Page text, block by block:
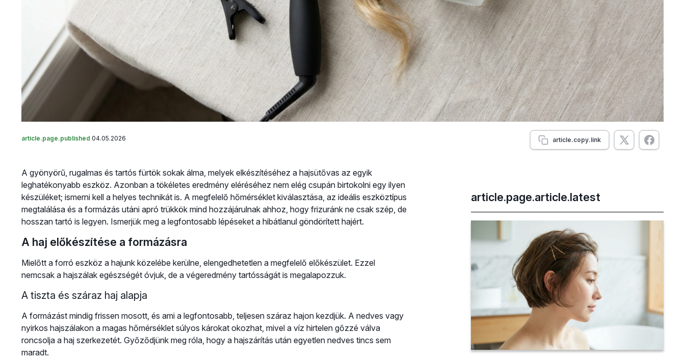
article.page.published 04.05.2026 article.copy.link
A gyönyörű, rugalmas és tartós fürtök sokak álma, melyek elkészítéséhez a hajsütővas az egyik
leghatékonyabb eszköz. Azonban a tökéletes eredmény eléréséhez nem elég csupán birtokolni egy ilyen
készüléket; ismerni kell a helyes technikát is. A megfelelő hőmérséklet kiválasztása, az ideális eszköztípus
megtalálása és a formázás utáni apró trükkök mind hozzájárulnak ahhoz, hogy frizuránk ne csak szép, de
hosszan tartó is legyen. Ismerjük meg a legfontosabb lépéseket a hibátlanul göndörített hajért.
A haj előkészítése a formázásra
Mielőtt a forró eszköz a hajunk közelébe kerülne, elengedhetetlen a megfelelő előkészület. Ezzel
nemcsak a hajszálak egészségét óvjuk, de a végeredmény tartósságát is megalapozzuk.
A tiszta és száraz haj alapja
A formázást mindig frissen mosott, és ami a legfontosabb, teljesen száraz hajon kezdjük. A nedves vagy
nyirkos hajszálakon a magas hőmérséklet súlyos károkat okozhat, mivel a víz hirtelen gőzzé válva
roncsolja a haj szerkezetét. Győződjünk meg róla, hogy a hajszárítás után egyetlen nedves tincs sem
maradt.
article.page.article.latest